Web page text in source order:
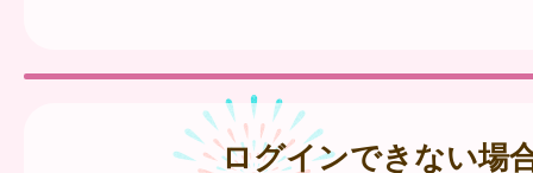
ログインできない場